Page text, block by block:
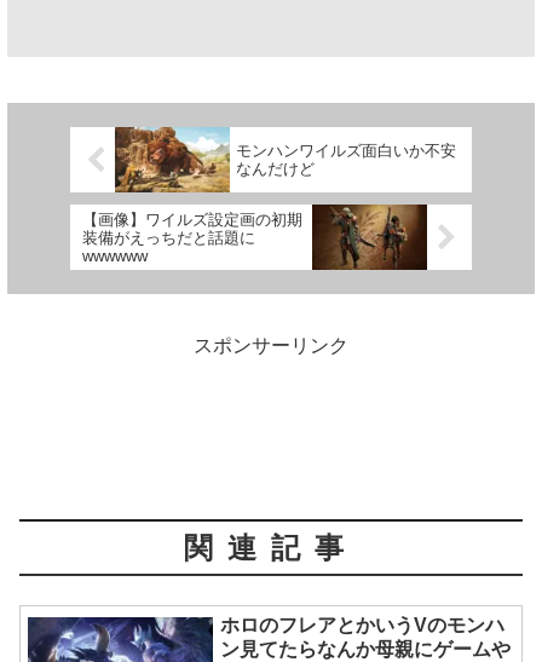
モンハンワイルズ面白いか不安
なんだけど
【画像】ワイルズ設定画の初期
装備がえっちだと話題に
wwwwww
スポンサーリンク
関連記事
ホロのフレアとかいうVのモンハ
ン見てたらなんか母親にゲームや